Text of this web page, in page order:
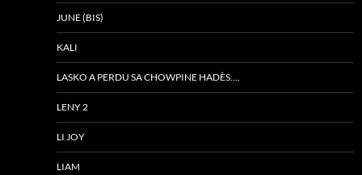
JUNE (BIS)
KALI
LASKO A PERDU SA CHOWPINE HADÈS….
LENY 2
LI JOY
LIAM